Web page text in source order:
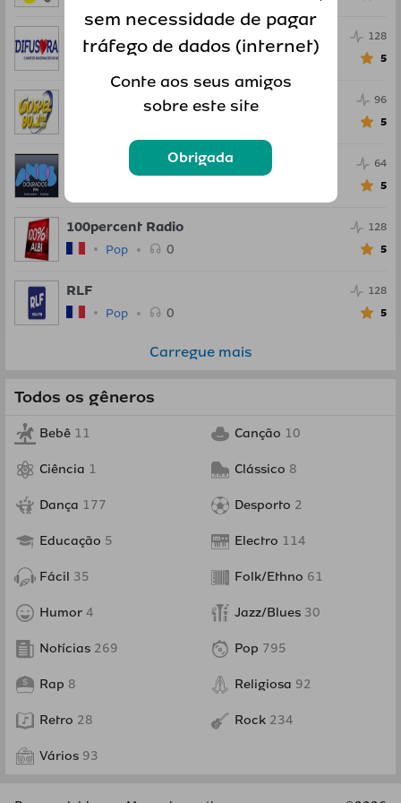
Radio Difusora
Pop
128
5
Radio Gospel FM
96
5
Anos Dourados FM
64
5
100percent Radio
Pop 0
128
5
RLF
Pop 0
128
5
Carregue mais
Todos os gêneros
Bebê 11 Canção 10
Ciência 1 Clássico 8
Dança 177 Desporto 2
Educação 5 Electro 114
Fácil 35 Folk/Ethno 61
Humor 4 Jazz/Blues 30
Notícias 269 Pop 795
Rap 8 Religiosa 92
Retro 28 Rock 234
Vários 93
sem necessidade de pagar
tráfego de dados (internet)
Conte aos seus amigos
sobre este site
Obrigada